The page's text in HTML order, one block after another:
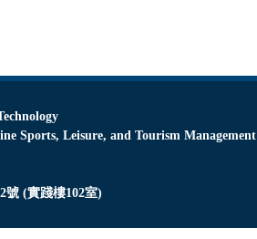
Sports, Leisure, and Tourism Management
號 (實踐樓102室)